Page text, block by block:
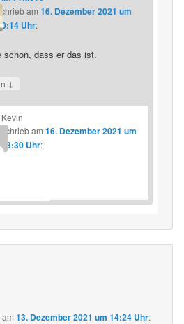
am 16. Dezember 2021 um
Uhr:
schon, dass er das ist.
↓
Kevin
schriebam16. Dezember 2021 um
23:30 Uhr:
am13. Dezember 2021 um 14:24 Uhr: